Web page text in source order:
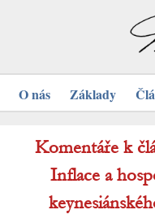
O nás Základy
Komentáře k
Inflace a